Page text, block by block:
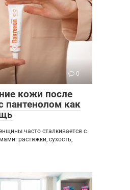
0
кожи после
пантенолом как
часто сталкивается с
растяжки, сухость,